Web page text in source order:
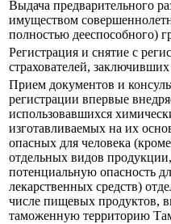
Выдача предварительного
имуществом
полностью дееспособного)
Регистрация и снятие с
страхователей,
Прием документов и
регистрации впервые
использовавшихся
изготавливаемых на их
опасных для человека
отдельных видов
потенциальную опасность
лекарственных средств)
числе пищевых продуктов,
таможенную территорию